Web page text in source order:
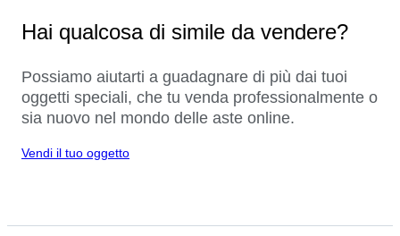
Hai qualcosa di simile da vendere?
Possiamo aiutarti a guadagnare di più dai tuoi
oggetti speciali, che tu venda professionalmente o
sia nuovo nel mondo delle aste online.
Vendi il tuo oggetto